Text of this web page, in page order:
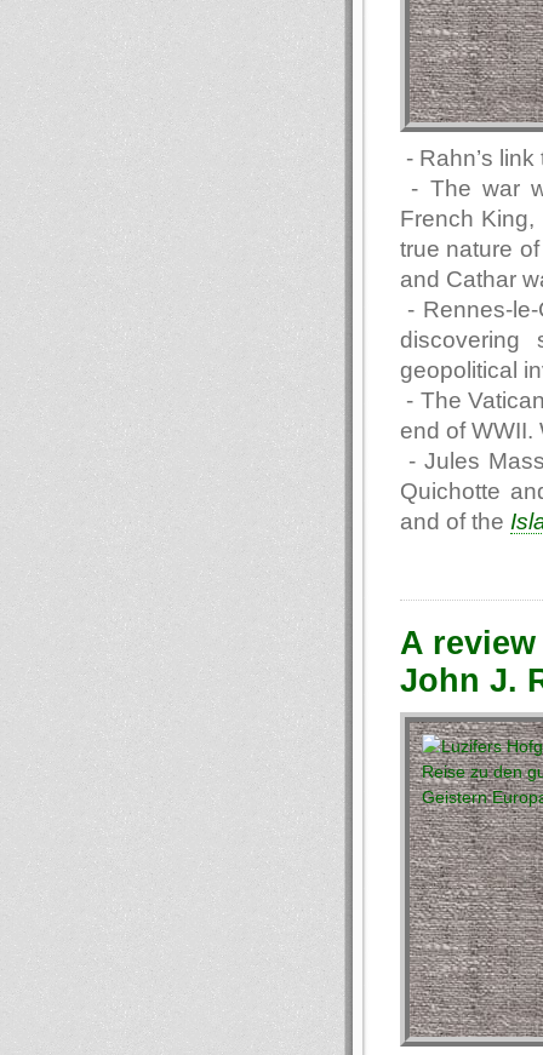
- Rahn’s
- The war
French
true nature
and Cathar
- Rennes-
discovering
geopolitical
- The
end of WWII.
- Jules
Quichotte
and of the
A
John J.